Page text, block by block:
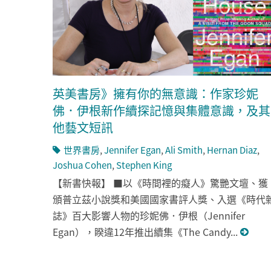
英美書房》擁有你的無意識：作家珍妮
佛．伊根新作續探記憶與集體意識，及其
他藝文短訊
世界書房,Jennifer Egan,Ali Smith, Hernan Diaz,
Joshua Cohen, Stephen King
【新書快報】 ■以《時間裡的癡人》驚艷文壇、獲
頒普立茲小說獎和美國國家書評人獎、入選《時代
誌》百大影響人物的珍妮佛．伊根（Jennifer
Egan），睽違12年推出續集《The Candy...